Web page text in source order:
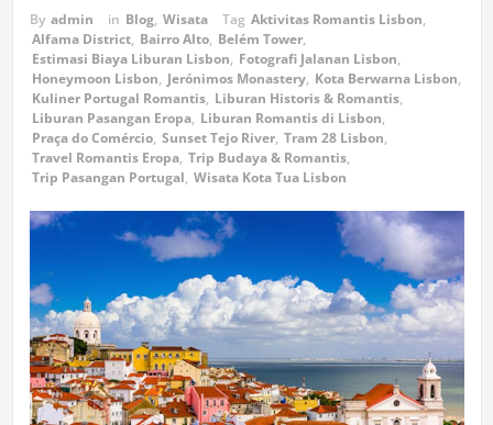
By admin in Blog, Wisata Tag Aktivitas Romantis Lisbon,
Alfama District, Bairro Alto, Belém Tower,
Estimasi Biaya Liburan Lisbon, Fotografi Jalanan Lisbon,
Honeymoon Lisbon, Jerónimos Monastery, Kota Berwarna Lisbon,
Kuliner Portugal Romantis, Liburan Historis & Romantis,
Liburan Pasangan Eropa, Liburan Romantis di Lisbon,
Praça do Comércio, Sunset Tejo River, Tram 28 Lisbon,
Travel Romantis Eropa, Trip Budaya & Romantis,
Trip Pasangan Portugal, Wisata Kota Tua Lisbon